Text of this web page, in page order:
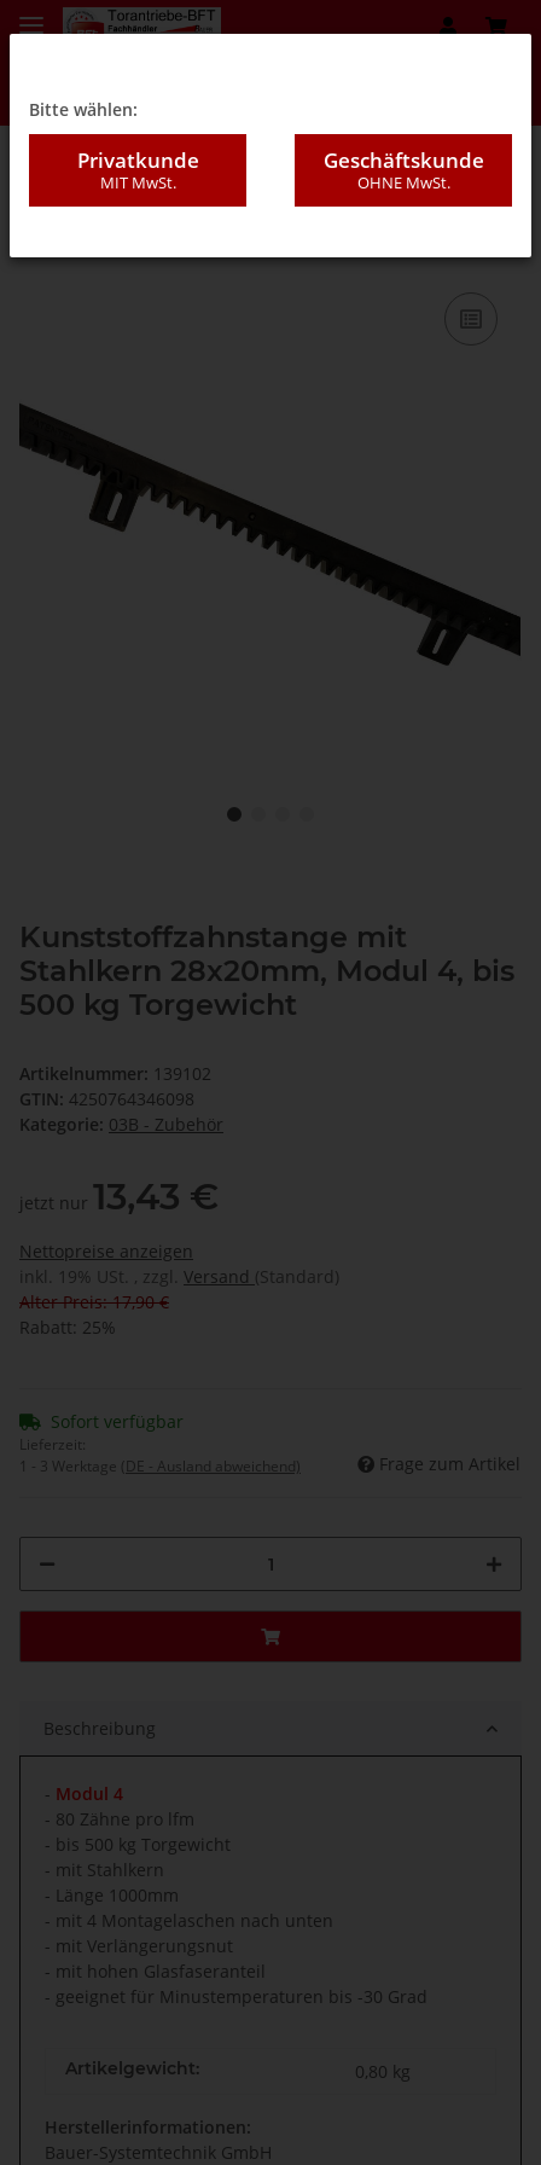
03B - Zubehör
Kunststoffzahnstange mit
Stahlkern 28x20mm, Modul 4, bis
500 kg Torgewicht
Artikelnummer: 139102
GTIN: 4250764346098
Kategorie: 03B - Zubehör
jetzt nur 13,43 €
Nettopreise anzeigen
inkl. 19% USt. , zzgl. Versand (Standard)
Alter Preis: 17,90 €
Rabatt: 25%
Sofort verfügbar
Lieferzeit:
1 - 3 Werktage (DE - Ausland abweichend) Frage zum Artikel
Beschreibung
- Modul 4
- 80 Zähne pro lfm
- bis 500 kg Torgewicht
- mit Stahlkern
- Länge 1000mm
- mit 4 Montagelaschen nach unten
- mit Verlängerungsnut
- mit hohen Glasfaseranteil
- geeignet für Minustemperaturen bis -30 Grad
Artikelgewicht: 0,80 kg
Herstellerinformationen:
Bauer-Systemtechnik GmbH
Bitte wählen:
Privatkunde
MIT MwSt.
Geschäftskunde
OHNE MwSt.